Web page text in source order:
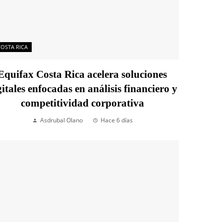
RICA
Costa Rica acelera soluciones
enfocadas en análisis financiero y
competitividad corporativa
Asdrubal Olano Hace 6 días